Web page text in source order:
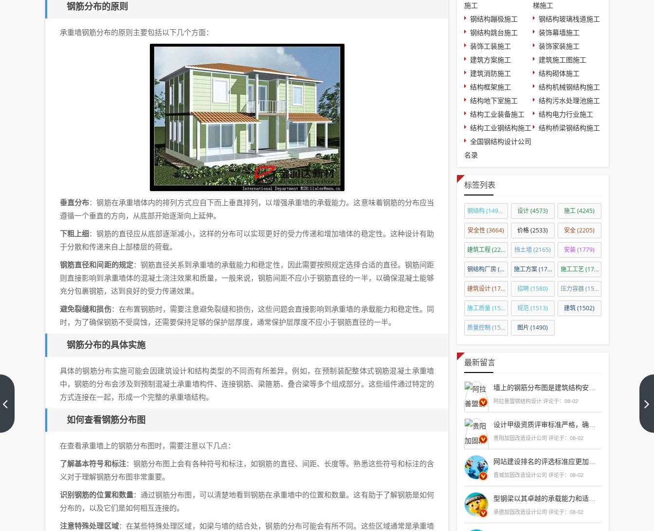
钢筋分布的原则
承重墙钢筋分布的原则主要包括以下几个方面：
垂直分布：钢筋在承重墙体内的排列方式应自下而上垂直排列，以增强承重墙的承载能力。这意味着钢筋的分布应当
遵循一个垂直的方向，从底部开始逐渐向上延伸。
下粗上细 ：钢筋的直径应从底部逐渐减小，这样的分布可以实现更好的受力传递和增加墙体的稳定性。这种设计有助
于分散和传递来自上部楼层的荷载。
钢筋直径和间距的规定：钢筋直径关系到承重墙的承载能力和稳定性，因此需要按照规定选择合适的直径。钢筋间距
则直接影响到承重墙体的混凝土浇注效果和质量，一般来说，钢筋间距不应小于钢筋直径的一半，以确保混凝土能够
充分包裹钢筋，达到良好的受力传递效果。
避免裂缝和损伤：在布置钢筋时，需要注意避免裂缝和损伤，这些问题会直接影响到承重墙的承载能力和稳定性。同
时，为了确保钢筋不受腐蚀，还需要保持足够的保护层厚度，通常保护层厚度不应小于钢筋直径的一半。
钢筋分布的具体实施
具体的钢筋分布实施可能会因建筑设计和结构类型的不同而有所差异。例如，在预制装配整体式钢筋混凝土承重墙
中，钢筋的分布会涉及到预制混凝土承重墙构件、连接钢筋、梁箍筋、叠合梁等多个组成部分。这些组件通过特定的
方式连接在一起，形成一个完整的承重墙结构。
如何查看钢筋分布图
在查看承重墙上的钢筋分布图时，需要注意以下几点：
了解基本符号和标注：钢筋分布图上会有各种符号和标注，如钢筋的直径、间距、长度等。熟悉这些符号和标注的含
义对于理解钢筋分布图非常重要。
识别钢筋的位置和数量：通过钢筋分布图，可以清楚地看到钢筋在承重墙中的位置和数量。这有助于了解钢筋是如何
分布的，以及它们是如何相互连接的。
注意特殊处理区域：在某些特殊处理区域，如梁与墙的结合处，钢筋的分布可能会有所不同。这些区域通常是承重墙
施工
梯施工
钢结构蹦极施工
钢结构玻璃栈道施工
钢结构跳台施工
装饰幕墙施工
装饰工装施工
装饰家装施工
建筑方案施工
建筑施工图施工
建筑消防施工
结构砌体施工
结构框架施工
结构机械钢结构施工
结构地下室施工
结构污水处理池施工
结构工业装备施工
结构电力行业施工
结构工业钢结构施工
结构桥梁钢结构施工
全国钢结构设计公司
名录
标签列表
钢结构(14918) 设计(4573) 施工(4245)
安全性 (3664) 价格(2533) 安全(2205)
建筑工程(2201) 挡土墙(2165) 安装(1779)
钢结构厂房 (1760) 施工方案(1724) 施工工艺(1708)
建筑设计(1703) 招聘(1580) 压力容器(1575)
施工质量(1539) 规范(1513) 建筑(1502)
质量控制 (1501) 图片 (1490)
最新留言
阿拉善盟钢结构设计 评论于：08-02
贵阳加固改造设计公司 评论于：08-02
晋城加固改造设计公司 评论于：08-02
型钢梁以其卓越的承载能力和适应性，在复杂地质条件下展现出无可比拟的稳固性与经济性，成为现代支
承德加固改造设计公司 评论于：08-02